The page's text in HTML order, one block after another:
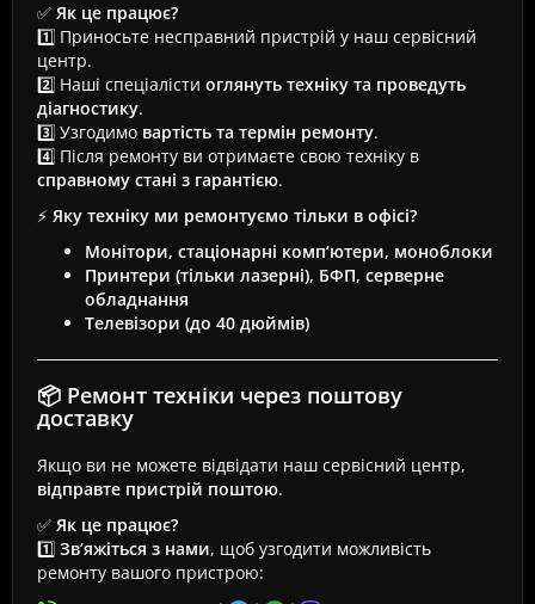
✅ Як це працює?
1️⃣ Приносьте несправний пристрій у наш сервісний
центр.
2️⃣ Наші спеціалісти оглянуть техніку та проведуть
діагностику.
3️⃣ Узгодимо вартість та термін ремонту.
4️⃣ Після ремонту ви отримаєте свою техніку в
справному стані з гарантією.
⚡ Яку техніку ми ремонтуємо тільки в офісі?
Монітори, стаціонарні комп’ютери, моноблоки
Принтери (тільки лазерні), БФП, серверне
обладнання
Телевізори (до 40 дюймів)
📦 Ремонт техніки через поштову
доставку
Якщо ви не можете відвідати наш сервісний центр,
відправте пристрій поштою.
✅ Як це працює?
1️⃣ Зв’яжіться з нами, щоб узгодити можливість
ремонту вашого пристрою: